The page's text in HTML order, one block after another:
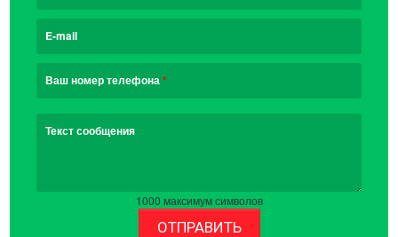
E-mail
Ваш номер телефона*
Текст сообщения
1000 максимум символов
ОТПРАВИТЬ